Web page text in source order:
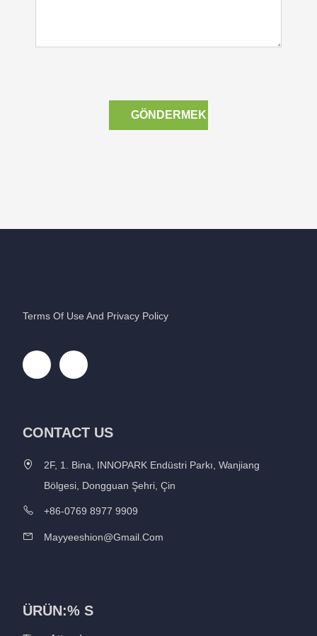
GÖNDERMEK
Terms Of Use And Privacy Policy
CONTACT US
2F, 1. Bina, INNOPARK Endüstri Parkı, Wanjiang
Bölgesi, Dongguan Şehri, Çin
+86-0769 8977 9909
Mayyeeshion@gmail.com
ÜRÜN:% S